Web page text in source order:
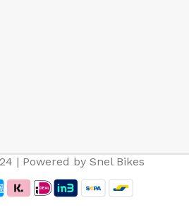
| Powered by Snel Bikes